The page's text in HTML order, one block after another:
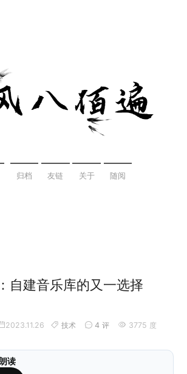
归档 友链 关于 随阅
自建音乐库的又一选择
2023.11.26 技术 4 评 3775 度
读